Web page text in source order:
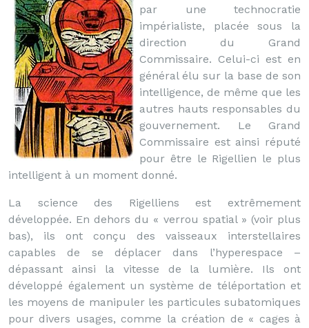
par une technocratie
impérialiste, placée sous la
direction du Grand
Commissaire. Celui-ci est en
général élu sur la base de son
intelligence, de même que les
autres hauts responsables du
gouvernement. Le Grand
Commissaire est ainsi réputé
pour être le Rigellien le plus
intelligent à un moment donné.
La science des Rigelliens est extrêmement
développée. En dehors du « verrou spatial » (voir plus
bas), ils ont conçu des vaisseaux interstellaires
capables de se déplacer dans l’hyperespace –
dépassant ainsi la vitesse de la lumière. Ils ont
développé également un système de téléportation et
les moyens de manipuler les particules subatomiques
pour divers usages, comme la création de « cages à